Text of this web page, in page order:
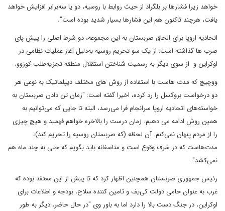
خواهد زیرا فشارها بر بلگراد از حیث روابط با روسیه، دو یا سه‌برابر افزایش خواهد
یافت، هرچند تاکنون هم این فشارها بسیار شدید بوده است".
اتحادیه اروپا برای الحاق صربستان به این مجموعه، دو شرط اصلی را پیش پای
صرب ها گذاشته است: از یک سو تحریم روسیه به‌دلیل آغاز عملیات نظامی در
اوکراین و از سوی دیگر به رسمیت شناختن استقلال منطقه تجزیه‌طلب کوزوو.
ووچیچ که مدت هاست با استفاده از روش های مختلف دیپلماتیک به نوعی هر
دو درخواست بروکسل را رد کرده، اخیرا گفته است: "زمان تن دادن صربستان به
خواسته‌های اتحادیه اروپا سرانجام فرا می‌رسد، البته تا جایی که می‌توانیم به
همین روش ادامه می دهیم. زمان درست را بالاخره خواهم فهمید و هیچ چیزی
را از مردم پنهان نمی‌کنم. آن لحظه (که صربستان روسیه را تحریم کند)،
مدت‌هاست که در شرف وقوع است و متاسفانه باید بگویم که حتی به چند ماه هم
نمی‌کشد".
رئیس جمهوری صربستان همچنین اظهار کرد که تا پیش از این معتقد بوده که
غرب به عنوان حامی دولت کی‌یف و تامین ‌کننده سلاح، بودجه و اطلاعات برای
اوکراین، در جنگ دست بالا را دارد اما به باور وی "در حال حاضر، دیگر به طور